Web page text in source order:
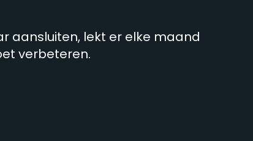
aansluiten, lekt er elke maand
verbeteren.